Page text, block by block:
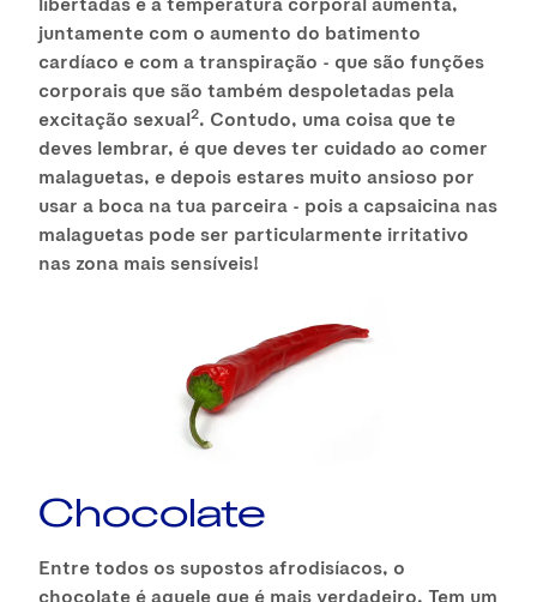
juntamente com o aumento do batimento
cardíaco e com a transpiração - que são funções
corporais que são também despoletadas pela
excitação sexual2. Contudo, uma coisa que te
deves lembrar, é que deves ter cuidado ao comer
malaguetas, e depois estares muito ansioso por
usar a boca na tua parceira - pois a capsaicina nas
malaguetas pode ser particularmente irritativo
nas zona mais sensíveis!
Chocolate
Entre todos os supostos afrodisíacos, o
chocolate é aquele que é mais verdadeiro. Tem um